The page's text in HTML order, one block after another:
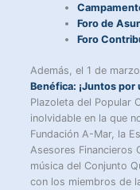
Foro de
Foro
Además, el 1 de
Benéfica: ¡Juntos
Plazoleta del Popular
inolvidable en la que
Fundación A-Mar, la
Asesores Financieros
música del Conjunto
con los miembros de